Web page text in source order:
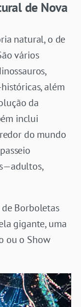
de Nova
natural, o de
vários
além
da
inclui
do mundo
de Borboletas
gigante, uma
ou o Show